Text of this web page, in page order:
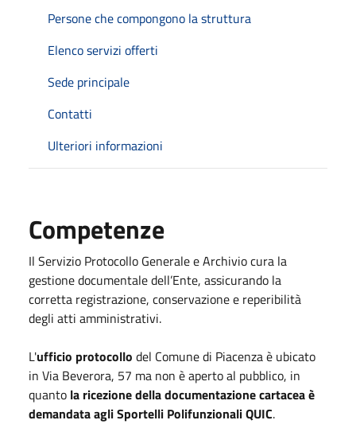
Persone che compongono la struttura
Elenco servizi offerti
Sede principale
Contatti
Ulteriori informazioni
Competenze
Il Servizio Protocollo Generale e Archivio cura la
gestione documentale dell’Ente, assicurando la
corretta registrazione, conservazione e reperibilità
degli atti amministrativi.
L'ufficio protocollo del Comune di Piacenza è ubicato
in Via Beverora, 57 ma non è aperto al pubblico, in
quanto la ricezione della documentazione cartacea è
demandata agli Sportelli Polifunzionali QUIC.